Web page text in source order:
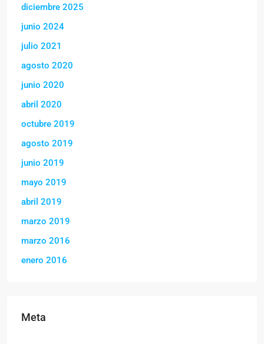
diciembre 2025
junio 2024
julio 2021
agosto 2020
junio 2020
abril 2020
octubre 2019
agosto 2019
junio 2019
mayo 2019
abril 2019
marzo 2019
marzo 2016
enero 2016
Meta